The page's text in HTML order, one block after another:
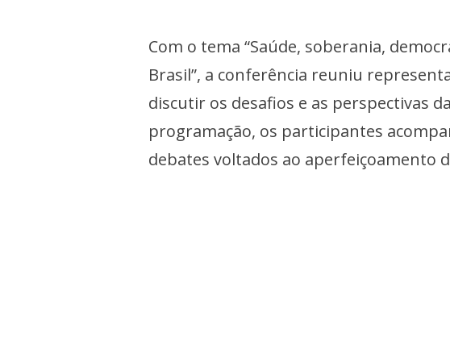
Com o tema “Saúde, soberania,
Brasil”, a conferência reuniu
discutir os desafios e as perspectivas
programação, os participantes
debates voltados ao aperfeiçoamento